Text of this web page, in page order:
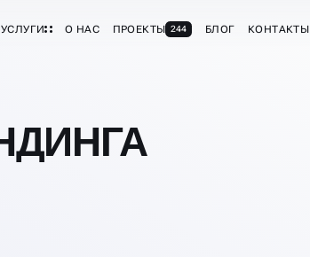
УСЛУГИ О НАС ПРОЕКТЫ 244 БЛОГ КОНТАКТЫ